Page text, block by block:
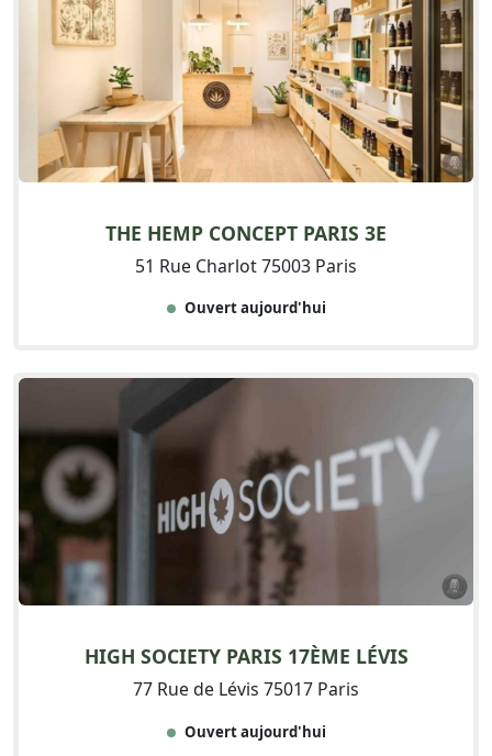
THE HEMP CONCEPT PARIS 3E
51 Rue Charlot 75003 Paris
Ouvert aujourd'hui
HIGH SOCIETY PARIS 17ÈME LÉVIS
77 Rue de Lévis 75017 Paris
Ouvert aujourd'hui